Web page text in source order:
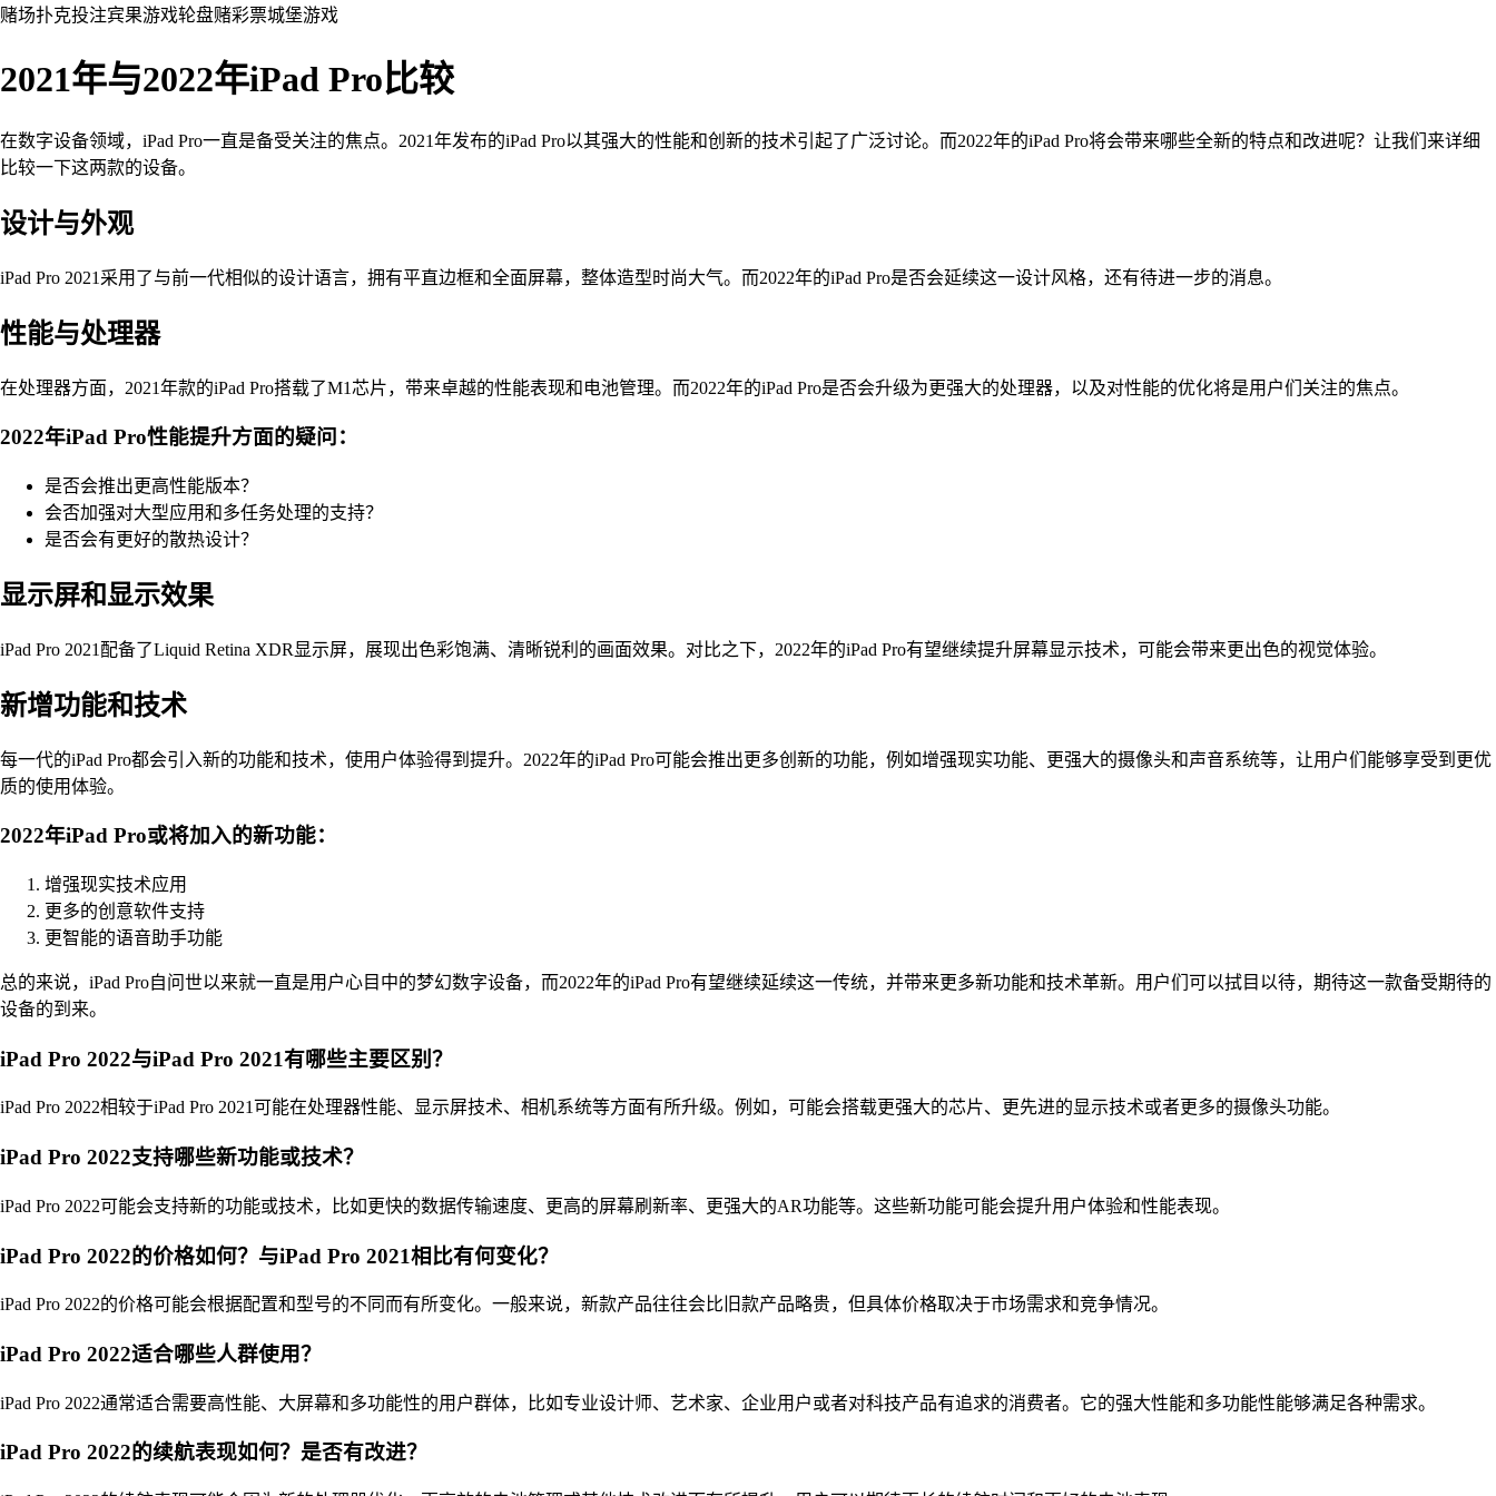
赌场扑克投注宾果游戏轮盘赌彩票城堡游戏
2021年与2022年iPad Pro比较
在数字设备领域，iPad Pro一直是备受关注的焦点。2021年发布的iPad Pro以其强大的性能和创新的技术引起了广泛讨论。而2022年的iPad Pro将会带来哪些全新的特点和改进呢？让我们来详细
比较一下这两款的设备。
设计与外观
iPad Pro 2021采用了与前一代相似的设计语言，拥有平直边框和全面屏幕，整体造型时尚大气。而2022年的iPad Pro是否会延续这一设计风格，还有待进一步的消息。
性能与处理器
在处理器方面，2021年款的iPad Pro搭载了M1芯片，带来卓越的性能表现和电池管理。而2022年的iPad Pro是否会升级为更强大的处理器，以及对性能的优化将是用户们关注的焦点。
2022年iPad Pro性能提升方面的疑问：
是否会推出更高性能版本？
会否加强对大型应用和多任务处理的支持？
是否会有更好的散热设计？
显示屏和显示效果
iPad Pro 2021配备了Liquid Retina XDR显示屏，展现出色彩饱满、清晰锐利的画面效果。对比之下，2022年的iPad Pro有望继续提升屏幕显示技术，可能会带来更出色的视觉体验。
新增功能和技术
每一代的iPad Pro都会引入新的功能和技术，使用户体验得到提升。2022年的iPad Pro可能会推出更多创新的功能，例如增强现实功能、更强大的摄像头和声音系统等，让用户们能够享受到更优
质的使用体验。
2022年iPad Pro或将加入的新功能：
增强现实技术应用
更多的创意软件支持
更智能的语音助手功能
总的来说，iPad Pro自问世以来就一直是用户心目中的梦幻数字设备，而2022年的iPad Pro有望继续延续这一传统，并带来更多新功能和技术革新。用户们可以拭目以待，期待这一款备受期待的
设备的到来。
iPad Pro 2022与iPad Pro 2021有哪些主要区别？
iPad Pro 2022相较于iPad Pro 2021可能在处理器性能、显示屏技术、相机系统等方面有所升级。例如，可能会搭载更强大的芯片、更先进的显示技术或者更多的摄像头功能。
iPad Pro 2022支持哪些新功能或技术？
iPad Pro 2022可能会支持新的功能或技术，比如更快的数据传输速度、更高的屏幕刷新率、更强大的AR功能等。这些新功能可能会提升用户体验和性能表现。
iPad Pro 2022的价格如何？与iPad Pro 2021相比有何变化？
iPad Pro 2022的价格可能会根据配置和型号的不同而有所变化。一般来说，新款产品往往会比旧款产品略贵，但具体价格取决于市场需求和竞争情况。
iPad Pro 2022适合哪些人群使用？
iPad Pro 2022通常适合需要高性能、大屏幕和多功能性的用户群体，比如专业设计师、艺术家、企业用户或者对科技产品有追求的消费者。它的强大性能和多功能性能够满足各种需求。
iPad Pro 2022的续航表现如何？是否有改进？